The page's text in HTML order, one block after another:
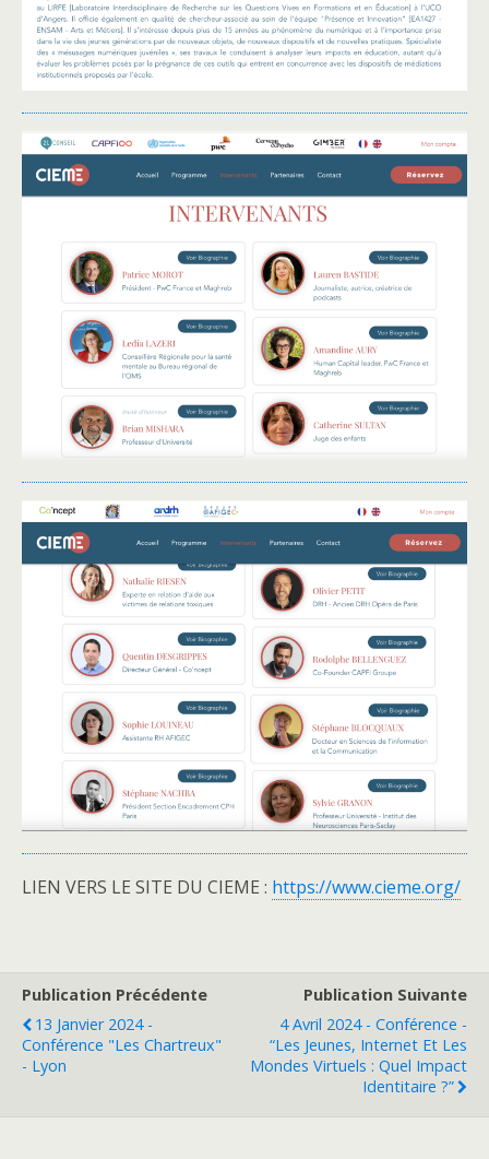
LIEN VERS LE SITE DU CIEME : https://www.cieme.org/
Publication Précédente
13 Janvier 2024 -
Conférence "Les Chartreux"
- Lyon
Publication Suivante
4 Avril 2024 - Conférence -
“Les Jeunes, Internet Et Les
Mondes Virtuels : Quel Impact
Identitaire ?”